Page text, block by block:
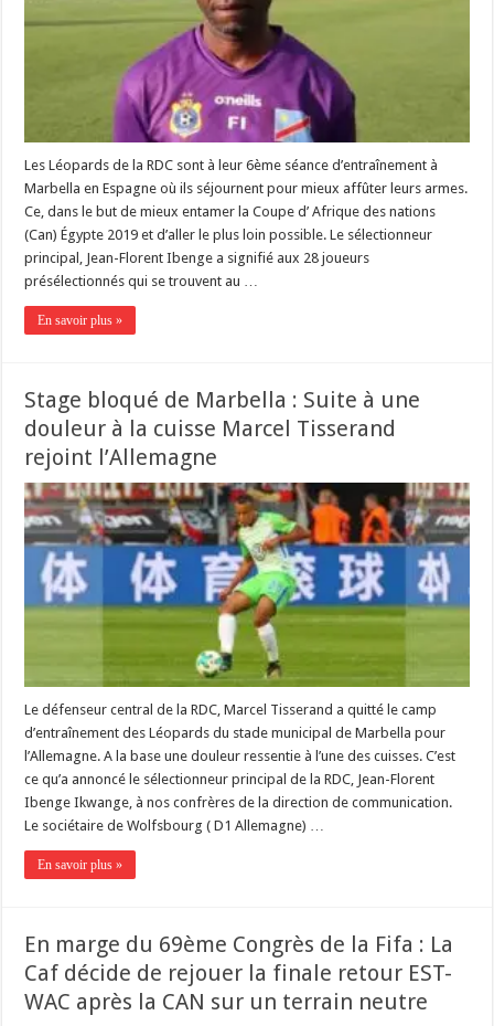
Les Léopards de la RDC sont à leur 6ème séance d’entraînement à
Marbella en Espagne où ils séjournent pour mieux affûter leurs armes.
Ce, dans le but de mieux entamer la Coupe d’ Afrique des nations
(Can) Égypte 2019 et d’aller le plus loin possible. Le sélectionneur
principal, Jean-Florent Ibenge a signifié aux 28 joueurs
présélectionnés qui se trouvent au …
En savoir plus »
Stage bloqué de Marbella : Suite à une
douleur à la cuisse Marcel Tisserand
rejoint l’Allemagne
Le défenseur central de la RDC, Marcel Tisserand a quitté le camp
d’entraînement des Léopards du stade municipal de Marbella pour
l’Allemagne. A la base une douleur ressentie à l’une des cuisses. C’est
ce qu’a annoncé le sélectionneur principal de la RDC, Jean-Florent
Ibenge Ikwange, à nos confrères de la direction de communication.
Le sociétaire de Wolfsbourg ( D1 Allemagne) …
En savoir plus »
En marge du 69ème Congrès de la Fifa : La
Caf décide de rejouer la finale retour EST-
WAC après la CAN sur un terrain neutre